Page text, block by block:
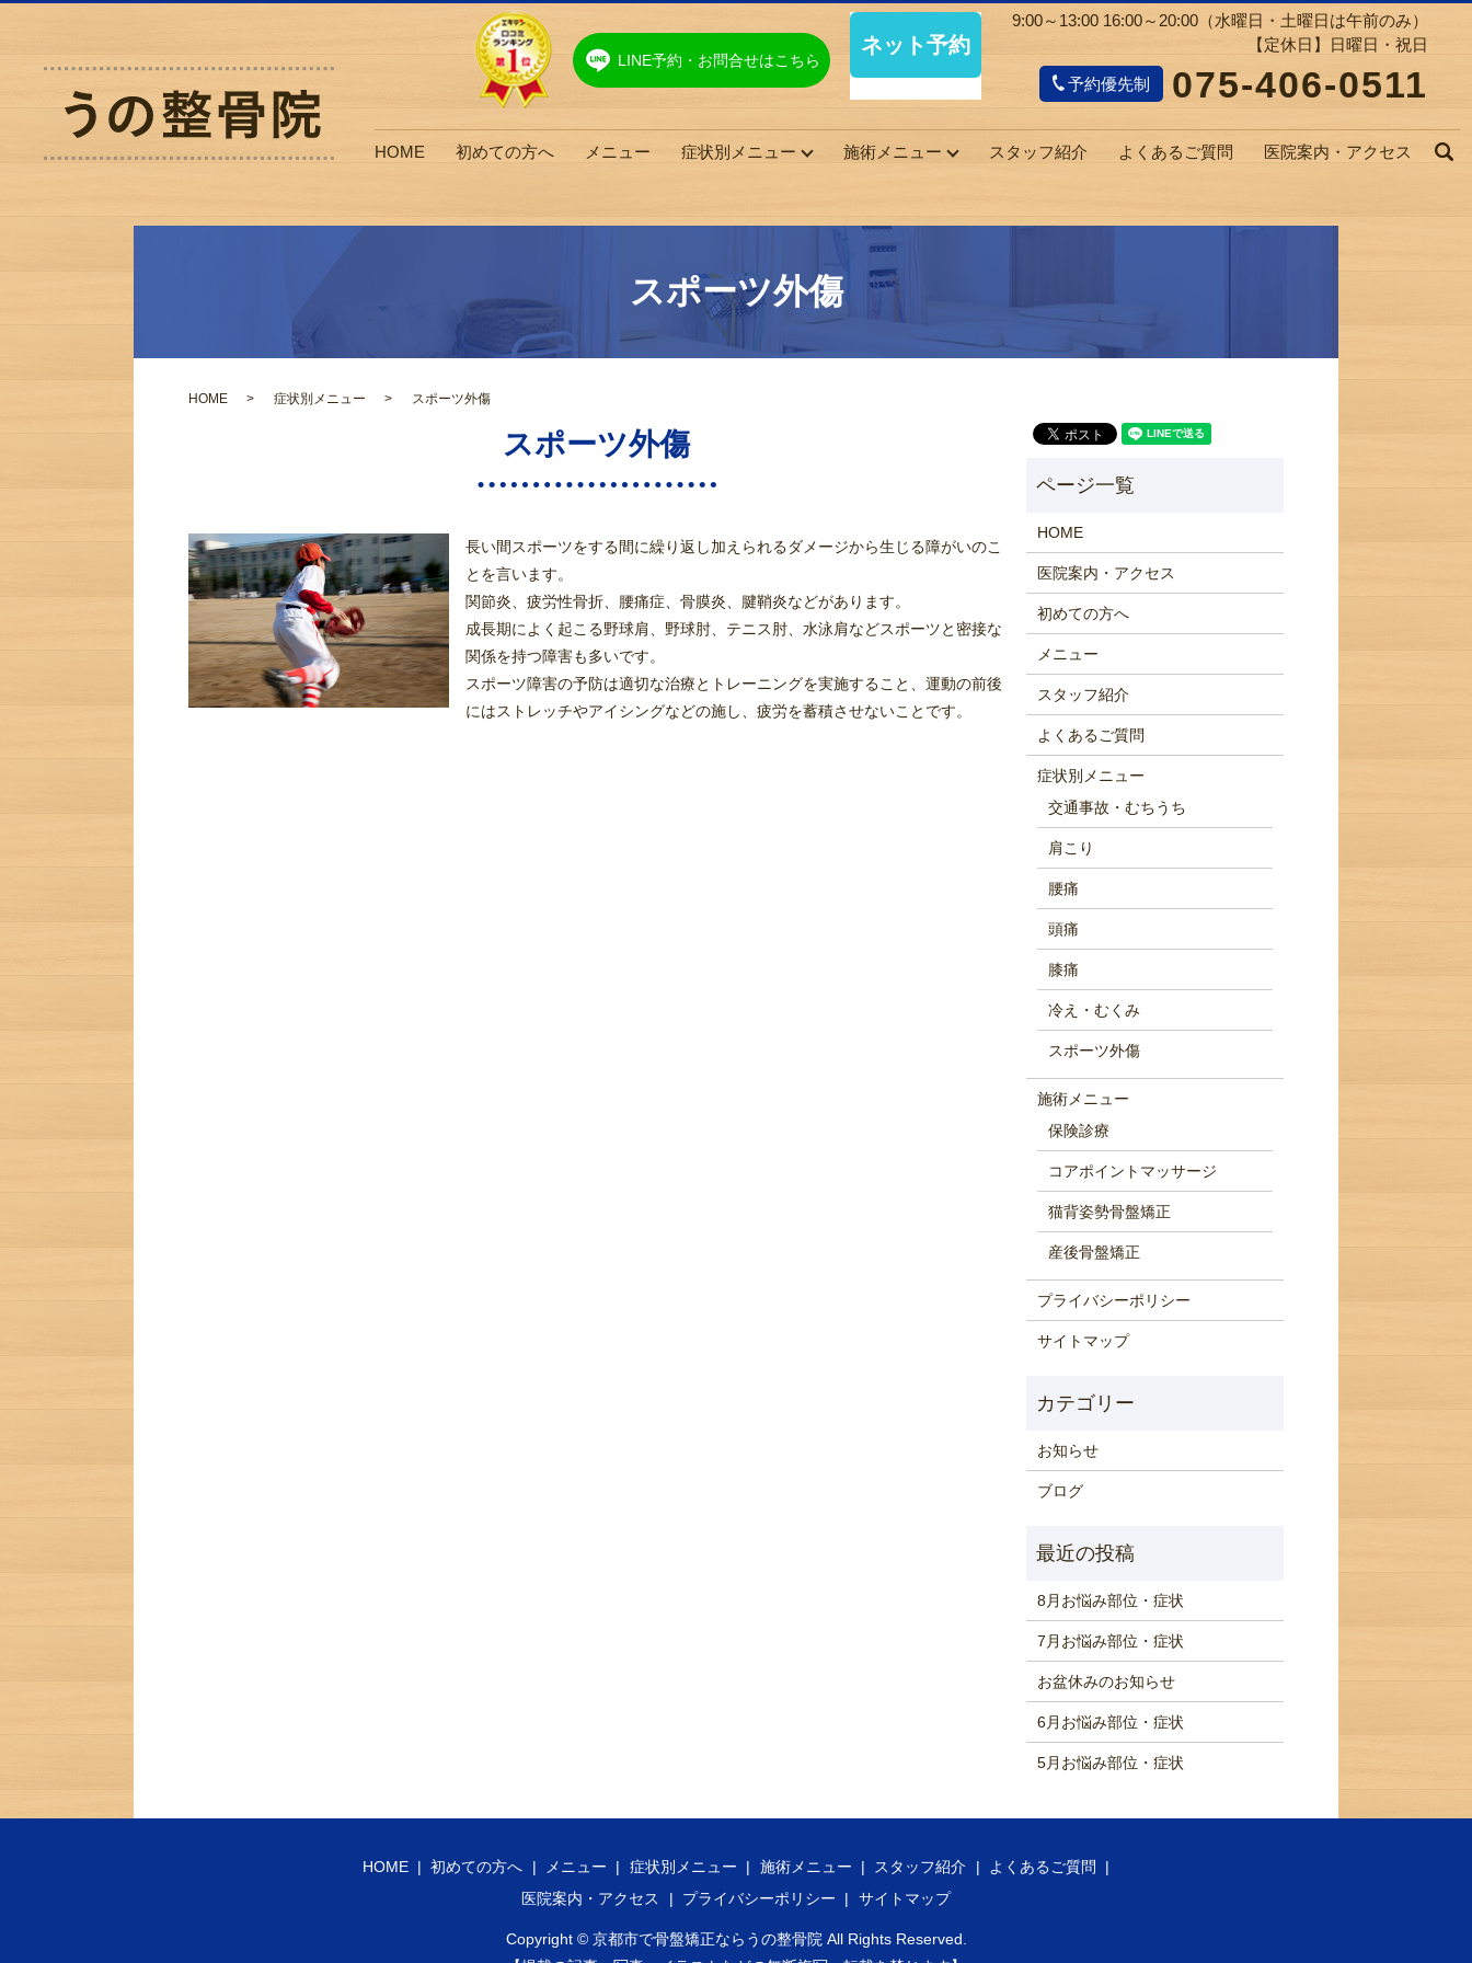
LINE予約・お問合せはこちら
9:00～13:00 16:00～20:00（水曜日・土曜日は午前のみ）
【定休日】日曜日・祝日
予約優先制 075-406-0511
HOME 初めての方へ メニュー 症状別メニュー 施術メニュー スタッフ紹介 よくあるご質問 医院案内・アクセス
スポーツ外傷
HOME 症状別メニュー スポーツ外傷
スポーツ外傷
長い間スポーツをする間に繰り返し加えられるダメージから生じる障がいのこ
とを言います。
関節炎、疲労性骨折、腰痛症、骨膜炎、腱鞘炎などがあります。
成長期によく起こる野球肩、野球肘、テニス肘、水泳肩などスポーツと密接な
関係を持つ障害も多いです。
スポーツ障害の予防は適切な治療とトレーニングを実施すること、運動の前後
にはストレッチやアイシングなどの施し、疲労を蓄積させないことです。
HOME
医院案内・アクセス
初めての方へ
メニュー
スタッフ紹介
よくあるご質問
症状別メニュー
交通事故・むちうち
肩こり
腰痛
頭痛
膝痛
冷え・むくみ
スポーツ外傷
施術メニュー
保険診療
コアポイントマッサージ
猫背姿勢骨盤矯正
産後骨盤矯正
プライバシーポリシー
サイトマップ
お知らせ
ブログ
8月お悩み部位・症状
7月お悩み部位・症状
お盆休みのお知らせ
6月お悩み部位・症状
5月お悩み部位・症状
HOME 初めての方へ メニュー 症状別メニュー 施術メニュー スタッフ紹介
よくあるご質問
医院案内・アクセス
プライバシーポリシー サイトマップ
Copyright © 京都市で骨盤矯正ならうの整骨院All Rights Reserved.